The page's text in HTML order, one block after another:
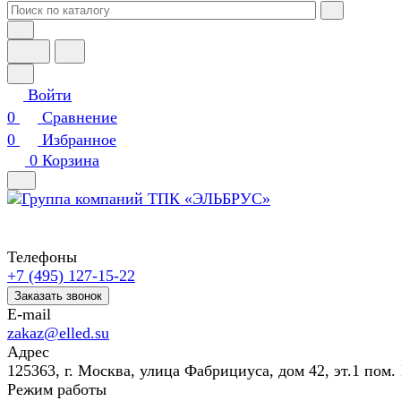
Войти
0
Сравнение
0
Избранное
0 Корзина
Телефоны
+7 (495) 127-15-22
Заказать звонок
E-mail
zakaz@elled.su
Адрес
125363, г. Москва, улица Фабрициуса, дом 42, эт.1
Режим работы